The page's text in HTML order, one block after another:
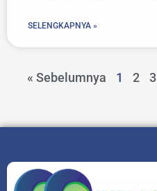
SELENGKAPNYA »
« Sebelumnya 1 2 3